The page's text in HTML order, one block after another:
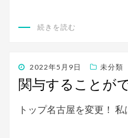
続きを読む
投
稿
日:
2022年5月9日 未分類
関与することが
トップ名古屋を変更！